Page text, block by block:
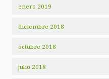
enero 2019
diciembre 2018
octubre 2018
julio 2018